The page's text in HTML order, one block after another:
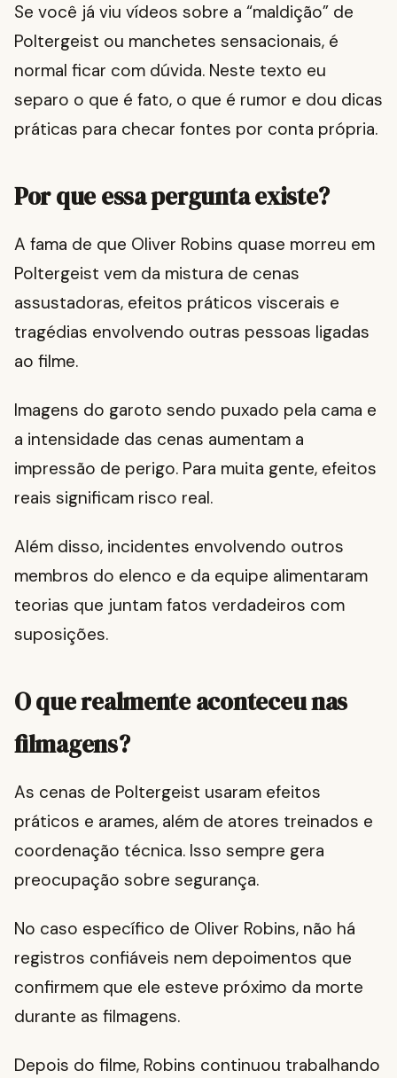
Se você já viu vídeos sobre a “maldição” de
Poltergeist ou manchetes sensacionais, é
normal ficar com dúvida. Neste texto eu
separo o que é fato, o que é rumor e dou dicas
práticas para checar fontes por conta própria.
Por que essa pergunta existe?
A fama de que Oliver Robins quase morreu em
Poltergeist vem da mistura de cenas
assustadoras, efeitos práticos viscerais e
tragédias envolvendo outras pessoas ligadas
ao filme.
Imagens do garoto sendo puxado pela cama e
a intensidade das cenas aumentam a
impressão de perigo. Para muita gente, efeitos
reais significam risco real.
Além disso, incidentes envolvendo outros
membros do elenco e da equipe alimentaram
teorias que juntam fatos verdadeiros com
suposições.
O que realmente aconteceu nas
filmagens?
As cenas de Poltergeist usaram efeitos
práticos e arames, além de atores treinados e
coordenação técnica. Isso sempre gera
preocupação sobre segurança.
No caso específico de Oliver Robins, não há
registros confiáveis nem depoimentos que
confirmem que ele esteve próximo da morte
durante as filmagens.
Depois do filme, Robins continuou trabalhando